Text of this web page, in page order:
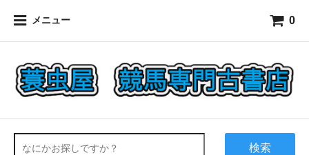
メニュー 0
検索